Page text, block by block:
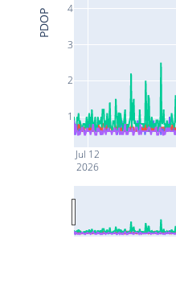
Jul 12
2026
1
2
3
4
PDOP